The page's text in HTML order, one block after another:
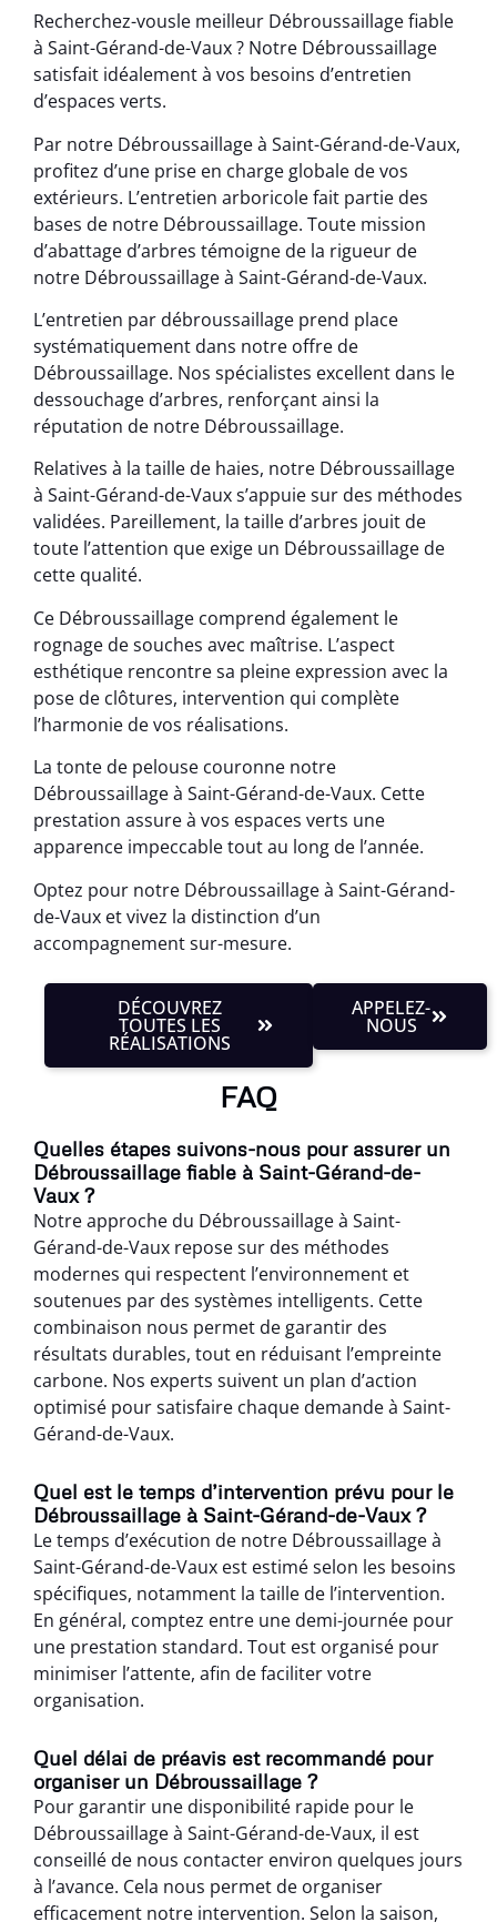
Recherchez-vousle meilleur Débroussaillage fiable
à Saint-Gérand-de-Vaux ? Notre Débroussaillage
satisfait idéalement à vos besoins d’entretien
d’espaces verts.
Par notre Débroussaillage à Saint-Gérand-de-Vaux,
profitez d’une prise en charge globale de vos
extérieurs. L’entretien arboricole fait partie des
bases de notre Débroussaillage. Toute mission
d’abattage d’arbres témoigne de la rigueur de
notre Débroussaillage à Saint-Gérand-de-Vaux.
L’entretien par débroussaillage prend place
systématiquement dans notre offre de
Débroussaillage. Nos spécialistes excellent dans le
dessouchage d’arbres, renforçant ainsi la
réputation de notre Débroussaillage.
Relatives à la taille de haies, notre Débroussaillage
à Saint-Gérand-de-Vaux s’appuie sur des méthodes
validées. Pareillement, la taille d’arbres jouit de
toute l’attention que exige un Débroussaillage de
cette qualité.
Ce Débroussaillage comprend également le
rognage de souches avec maîtrise. L’aspect
esthétique rencontre sa pleine expression avec la
pose de clôtures, intervention qui complète
l’harmonie de vos réalisations.
La tonte de pelouse couronne notre
Débroussaillage à Saint-Gérand-de-Vaux. Cette
prestation assure à vos espaces verts une
apparence impeccable tout au long de l’année.
Optez pour notre Débroussaillage à Saint-Gérand-
de-Vaux et vivez la distinction d’un
accompagnement sur-mesure.
DÉCOUVREZ
TOUTES LES
RÉALISATIONS
APPELEZ-
NOUS
FAQ
Quelles étapes suivons-nous pour assurer un
Débroussaillage fiable à Saint-Gérand-de-
Vaux ?
Notre approche du Débroussaillage à Saint-
Gérand-de-Vaux repose sur des méthodes
modernes qui respectent l’environnement et
soutenues par des systèmes intelligents. Cette
combinaison nous permet de garantir des
résultats durables, tout en réduisant l’empreinte
carbone. Nos experts suivent un plan d’action
optimisé pour satisfaire chaque demande à Saint-
Gérand-de-Vaux.
Quel est le temps d’intervention prévu pour le
Débroussaillage à Saint-Gérand-de-Vaux ?
Le temps d’exécution de notre Débroussaillage à
Saint-Gérand-de-Vaux est estimé selon les besoins
spécifiques, notamment la taille de l’intervention.
En général, comptez entre une demi-journée pour
une prestation standard. Tout est organisé pour
minimiser l’attente, afin de faciliter votre
organisation.
Quel délai de préavis est recommandé pour
organiser un Débroussaillage ?
Pour garantir une disponibilité rapide pour le
Débroussaillage à Saint-Gérand-de-Vaux, il est
conseillé de nous contacter environ quelques jours
à l’avance. Cela nous permet de organiser
efficacement notre intervention. Selon la saison,